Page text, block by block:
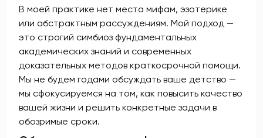
В моей практике нет места мифам, эзотерике
или абстрактным рассуждениям. Мой подход —
это строгий симбиоз фундаментальных
академических знаний и современных
доказательных методов краткосрочной помощи.
Мы не будем годами обсуждать ваше детство —
мы сфокусируемся на том, как повысить качество
вашей жизни и решить конкретные задачи в
обозримые сроки.